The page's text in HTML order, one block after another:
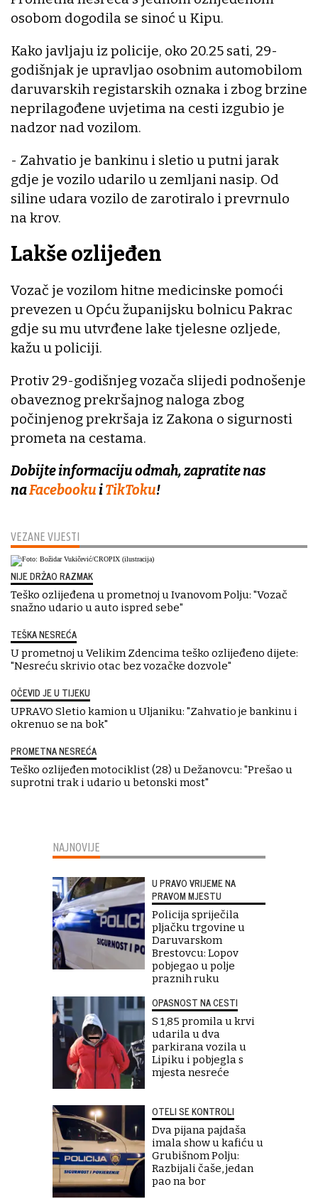
VEZANE VIJESTI
NIJE DRŽAO RAZMAK
Teško ozlijeđena u prometnoj u Ivanovom Polju: "Vozač
snažno udario u auto ispred sebe"
TEŠKA NESREĆA
U prometnoj u Velikim Zdencima teško ozlijeđeno dijete:
"Nesreću skrivio otac bez vozačke dozvole"
OČEVID JE U TIJEKU
UPRAVO Sletio kamion u Uljaniku: "Zahvatio je bankinu i
okrenuo se na bok"
PROMETNA NESREĆA
Teško ozlijeđen motociklist (28) u Dežanovcu: "Prešao u
suprotni trak i udario u betonski most"
osobom dogodila se sinoć u Kipu.
Kako javljaju iz policije, oko 20.25 sati, 29-
godišnjak je upravljao osobnim automobilom
daruvarskih registarskih oznaka i zbog brzine
neprilagođene uvjetima na cesti izgubio je
nadzor nad vozilom.
- Zahvatio je bankinu i sletio u putni jarak
gdje je vozilo udarilo u zemljani nasip. Od
siline udara vozilo de zarotiralo i prevrnulo
na krov.
Lakše ozlijeđen
Vozač je vozilom hitne medicinske pomoći
prevezen u Opću županijsku bolnicu Pakrac
gdje su mu utvrđene lake tjelesne ozljede,
kažu u policiji.
Protiv 29-godišnjeg vozača slijedi podnošenje
obaveznog prekršajnog naloga zbog
počinjenog prekršaja iz Zakona o sigurnosti
prometa na cestama.
Dobijte informaciju odmah, zapratite nas
naFacebookuiTikToku!
NAJNOVIJE
U PRAVO VRIJEME NA
PRAVOM MJESTU
Policija spriječila
pljačku trgovine u
Daruvarskom
Brestovcu: Lopov
pobjegao u polje
praznih ruku
OPASNOST NA CESTI
S 1,85 promila u krvi
udarila u dva
parkirana vozila u
Lipiku i pobjegla s
mjesta nesreće
OTELI SE KONTROLI
Dva pijana pajdaša
imala show u kafiću u
Grubišnom Polju:
Razbijali čaše, jedan
pao na bor